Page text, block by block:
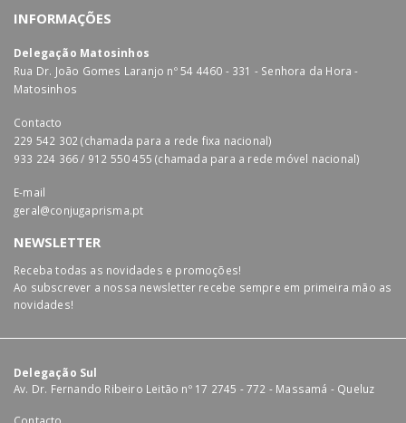
INFORMAÇÕES
Delegação Matosinhos
Rua Dr. João Gomes Laranjo nº 54 4460 - 331 - Senhora da Hora -
Matosinhos
Contacto
229 542 302 (chamada para a rede fixa nacional)
933 224 366 / 912 550 455 (chamada para a rede móvel nacional)
E-mail
geral@conjugaprisma.pt
NEWSLETTER
Receba todas as novidades e promoções!
Ao subscrever a nossa newsletter recebe sempre em primeira mão as
novidades!
Delegação Sul
Av. Dr. Fernando Ribeiro Leitão nº 17 2745 - 772 - Massamá - Queluz